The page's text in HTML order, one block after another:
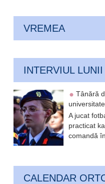
VREMEA
INTERVIUL LUNII
Tânără
A jucat
practicat
comandă în
CALENDAR